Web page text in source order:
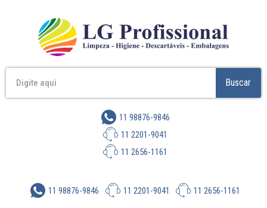
Buscar
11 98876-9846
11 2201-9041
11 2656-1161
11 98876-9846 11 2201-9041 11 2656-1161